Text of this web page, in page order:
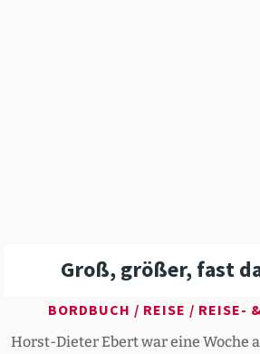
Groß, größer, fast
BORDBUCH / REISE / REISE-
Horst-Dieter Ebert war eine Woche